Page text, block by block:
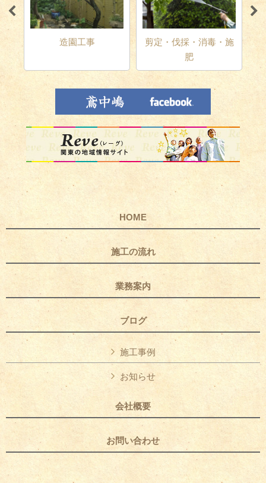
造園工事
剪定・伐採・消毒・施
肥
HOME
施工の流れ
業務案内
ブログ
施工事例
お知らせ
会社概要
お問い合わせ